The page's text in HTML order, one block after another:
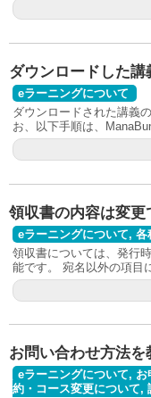
ダウンロードした
eラーニングについて
ダウンロードされた講義
お、以下手順は、
領収書の内容は変更
eラーニングについて,各
領収書については、発行
能です。 宛名以外の項目
お問い合わせ方法
eラーニングについて, お
約・コース変更について,